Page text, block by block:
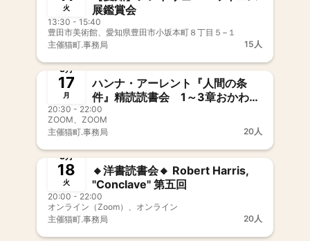
火
展鑑賞会
13:30 - 15:40
豊田市美術館、愛知県豊田市小坂本町８丁目５−１
主催猫町.事務局 15人
募集中
8月
17
月
ハンナ・アーレント『人間の条
件』精読読書会 1～3章おかわり
会
20:30 - 22:00
ZOOM、ZOOM
主催猫町.事務局 20人
募集中
8月
18
火
🔸洋書読書会🔸 Robert Harris,
"Conclave" 第五回
20:00 - 22:00
オンライン（Zoom）、オンライン
主催猫町.事務局 20人
募集中